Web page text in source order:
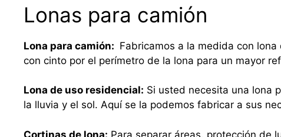
Lonas para camión
Lona para camión: Fabricamos a la medida con
con cinto por el perímetro de la lona para un mayor
Lona de uso residencial: Si usted necesita una lona
la lluvia y el sol. Aquí se la podemos fabricar a sus
Cortinas de lona: Para separar áreas, protección de